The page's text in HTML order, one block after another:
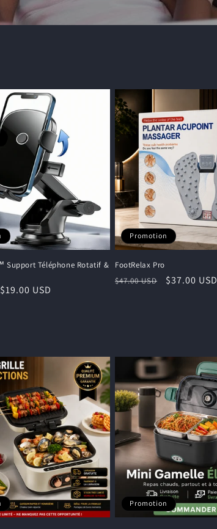
Support Téléphone Rotatif &
Prix
$19.00 USD
Promotion
FootRelax Pro
Prix
$47.00 USD
Prix
$37.00 USD
Promotion